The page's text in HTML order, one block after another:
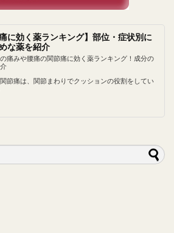
痛に効く薬ランキング】部位・症状別に
な薬を紹介
痛みや腰痛の関節痛に効く薬ランキング！成分の
節痛は、関節まわりでクッションの役割をしてい